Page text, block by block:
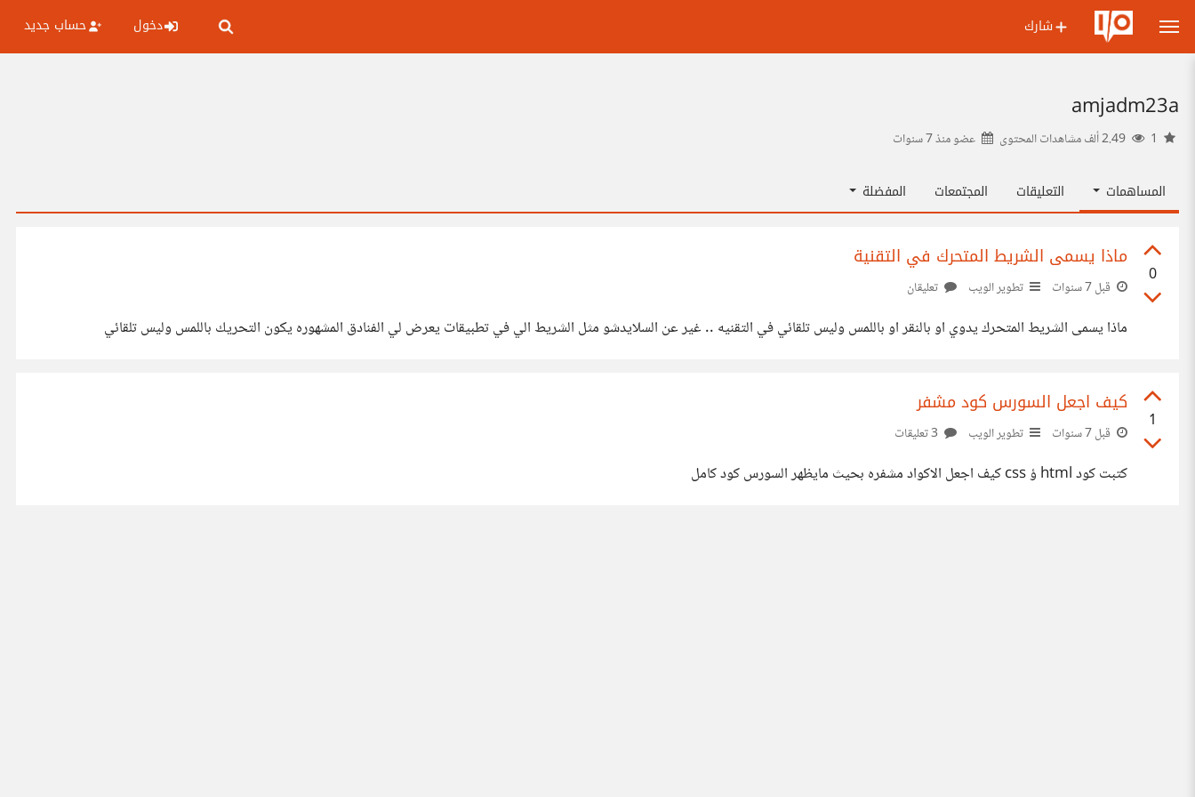
شارك دخول حساب جديد
amjadm23a
عضو منذ7 سنوات
المساهمات التعليقات المجتمعات المفضلة
0
ماذا يسمى الشريط المتحرك في التقنية
قبل 7 سنوات تطوير الويب تعليقان
ماذا يسمى الشريط المتحرك يدوي او بالنقر او باللمس وليس تلقائي في التقنيه .. غير عن السلايدشو مثل الشريط الي في تطبيقات يعرض لي الفنادق المشهوره يكون التحريك باللمس وليس تلقائي
1
كيف اجعل السورس كود مشفر
قبل 7 سنوات تطوير الويب
كتبت كود html ؤ css كيف اجعل الاكواد مشفره بحيث مايظهر السورس كود كامل